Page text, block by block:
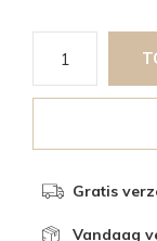
Gratis
Vandaag